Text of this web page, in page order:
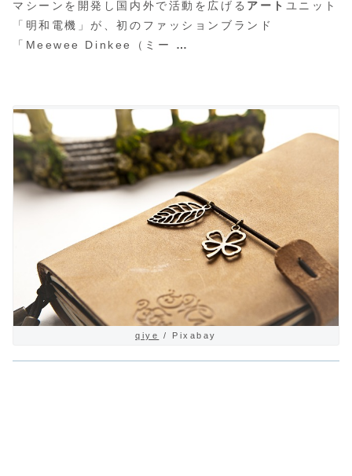
マシーンを開発し国内外で活動を広げる アート ユニット
「 明和電機」が、初のファッションブランド
「Meewee Dinkee（ミー …
qiye / Pixabay